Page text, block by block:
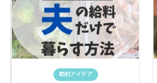
節約アイデア